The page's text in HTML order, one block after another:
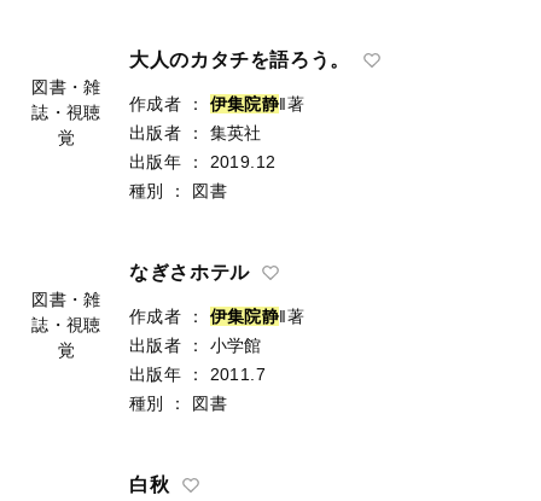
図書・雑
誌・視聴
覚
大人のカタチを語ろう。
作成者 ： 伊集院静‖著
出版者
：
集英社
出版年
：
2019.12
種別
： 図書
図書・雑
誌・視聴
覚
なぎさホテル
作成者 ： 伊集院静‖著
出版者
：
小学館
出版年
：
2011.7
種別
： 図書
白秋